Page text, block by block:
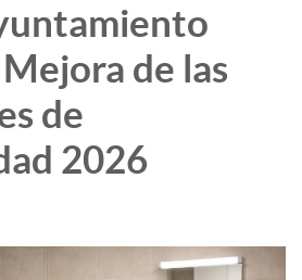
de las
de
2026